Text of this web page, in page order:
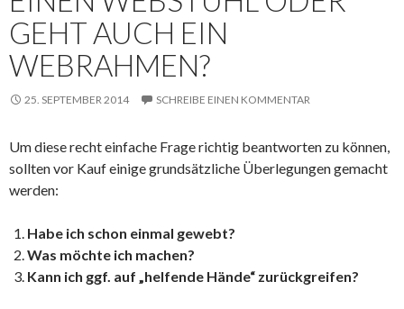
GEHT AUCH EIN
WEBRAHMEN?
25. SEPTEMBER 2014 SCHREIBE EINEN KOMMENTAR
Um diese recht einfache Frage richtig beantworten zu können,
sollten vor Kauf einige grundsätzliche Überlegungen gemacht
werden:
Habe ich schon einmal gewebt?
Was möchte ich machen?
Kann ich ggf. auf „helfende Hände“ zurückgreifen?